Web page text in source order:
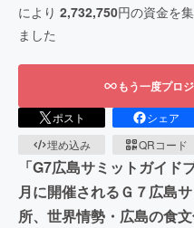
により 2,732,750円の資金を集
ました
もう一度プロ
ポスト シェア
埋め込み
QRコード
「G7広島サミットガイド
月に開催されるＧ７広島
所、世界情勢・広島の食